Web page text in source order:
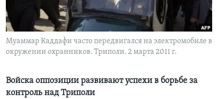
Learning English
СОЦИАЛЬНЫЕ СЕТИ
Языки
Муаммар Каддафи часто передвигался на электромобиле в
окружении охранников. Триполи. 2 марта 2011 г.
Войска оппозиции развивают успехи в борьбе за
контроль над Триполи